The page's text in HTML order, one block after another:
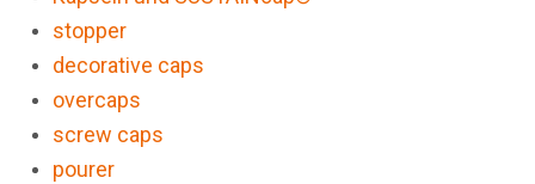
stopper
decorative caps
overcaps
screw caps
pourer